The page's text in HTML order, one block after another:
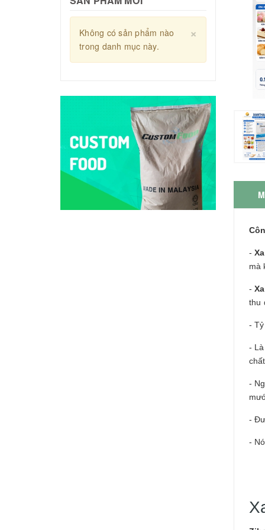
-
mà
-
thu
-
-
-
-
-
×
Không có sản phẩm nào
trong danh mục này.
Không có
trong danh